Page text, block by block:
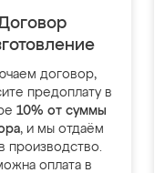
договор,
предоплату в
10% от суммы
, и мы отдаём
производство.
оплата в